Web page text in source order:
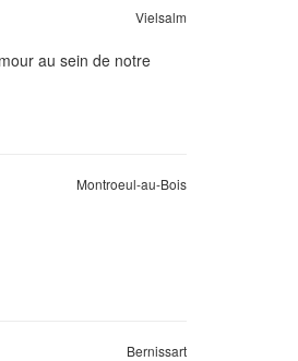
Vielsalm
au sein de notre
Montroeul-au-Bois
Bernissart